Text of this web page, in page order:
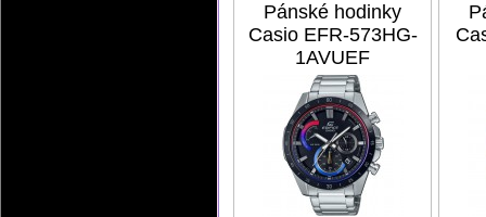
Pánské hodinky
Casio EFR-573HG-
1AVUEF